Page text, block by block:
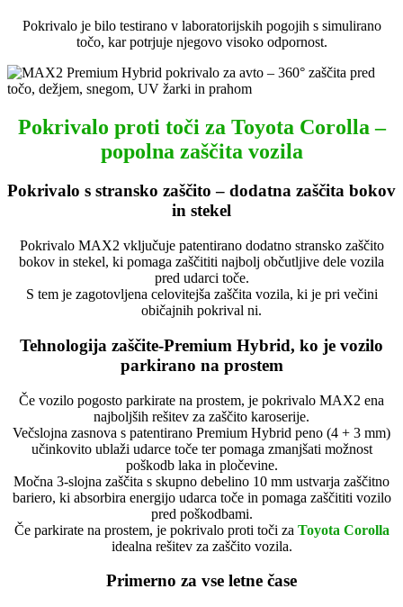
Pokrivalo je bilo testirano v laboratorijskih pogojih s simulirano
točo, kar potrjuje njegovo visoko odpornost.
Pokrivalo proti toči za Toyota Corolla –
popolna zaščita vozila
Pokrivalo s stransko zaščito – dodatna zaščita bokov
in stekel
Pokrivalo MAX2 vključuje patentirano dodatno stransko zaščito
bokov in stekel, ki pomaga zaščititi najbolj občutljive dele vozila
pred udarci toče.
S tem je zagotovljena celovitejša zaščita vozila, ki je pri večini
običajnih pokrival ni.
Tehnologija zaščite-Premium Hybrid, ko je vozilo
parkirano na prostem
Če vozilo pogosto parkirate na prostem, je pokrivalo MAX2 ena
najboljših rešitev za zaščito karoserije.
Večslojna zasnova s patentirano Premium Hybrid peno (4 + 3 mm)
učinkovito ublaži udarce toče ter pomaga zmanjšati možnost
poškodb laka in pločevine.
Močna 3-slojna zaščita s skupno debelino 10 mm ustvarja zaščitno
bariero, ki absorbira energijo udarca toče in pomaga zaščititi vozilo
pred poškodbami.
Če parkirate na prostem, je pokrivalo proti toči za Toyota Corolla
idealna rešitev za zaščito vozila.
Primerno za vse letne čase